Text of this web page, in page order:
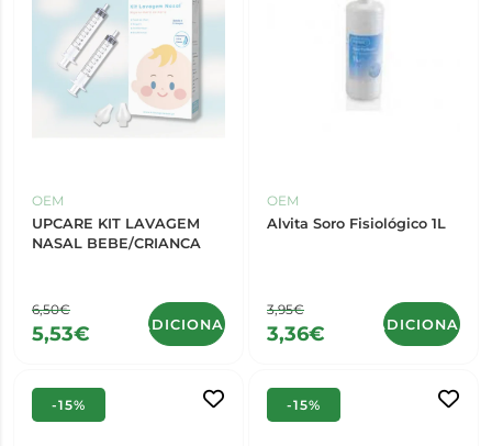
OEM
UPCARE KIT LAVAGEM
NASAL BEBE/CRIANCA
6,50€
5,53€ ADICIONAR
OEM
Alvita Soro Fisiológico 1L
3,95€
3,36€ ADICIONAR
-15% -15%